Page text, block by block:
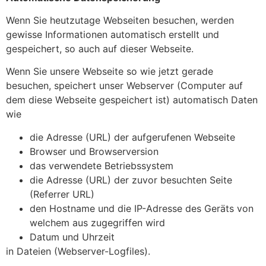
Wenn Sie heutzutage Webseiten besuchen, werden
gewisse Informationen automatisch erstellt und
gespeichert, so auch auf dieser Webseite.
Wenn Sie unsere Webseite so wie jetzt gerade
besuchen, speichert unser Webserver (Computer auf
dem diese Webseite gespeichert ist) automatisch Daten
wie
die Adresse (URL) der aufgerufenen Webseite
Browser und Browserversion
das verwendete Betriebssystem
die Adresse (URL) der zuvor besuchten Seite
(Referrer URL)
den Hostname und die IP-Adresse des Geräts von
welchem aus zugegriffen wird
Datum und Uhrzeit
in Dateien (Webserver-Logfiles).